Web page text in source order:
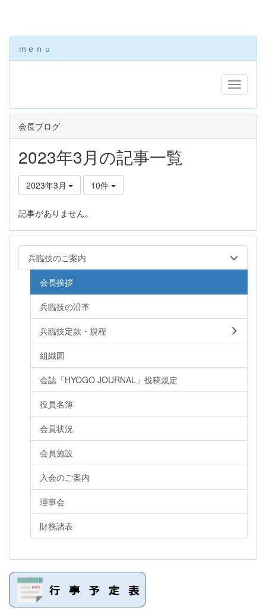
ｍｅｎｕ
会長ブログ
2023年3月の記事一覧
2023年3月 10件
記事がありません。
兵臨技のご案内
会長挨拶
兵臨技の沿革
兵臨技定款・規程
組織図
会誌「HYOGO JOURNAL」投稿規定
役員名簿
会員状況
会員施設
入会のご案内
理事会
財務諸表